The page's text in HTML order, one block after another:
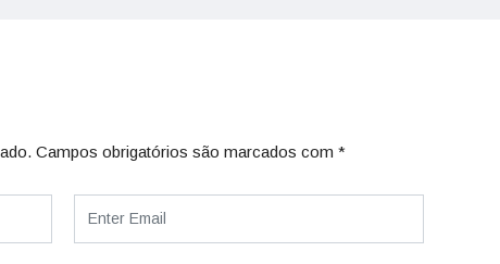
Campos obrigatórios são marcados com *